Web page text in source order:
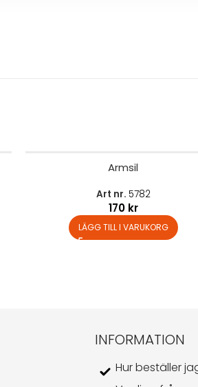
Armsil
Art nr. 5782
170 kr
LÄGG TILL I VARUKORG
INFORMATION
Hur beställer